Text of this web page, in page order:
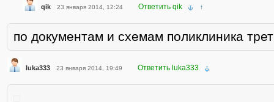
qik 23 января 2014, 12:24 Ответить qik ↑
по документам и схемам поликлиника
luka333 23 января 2014, 19:49 Ответить luka333